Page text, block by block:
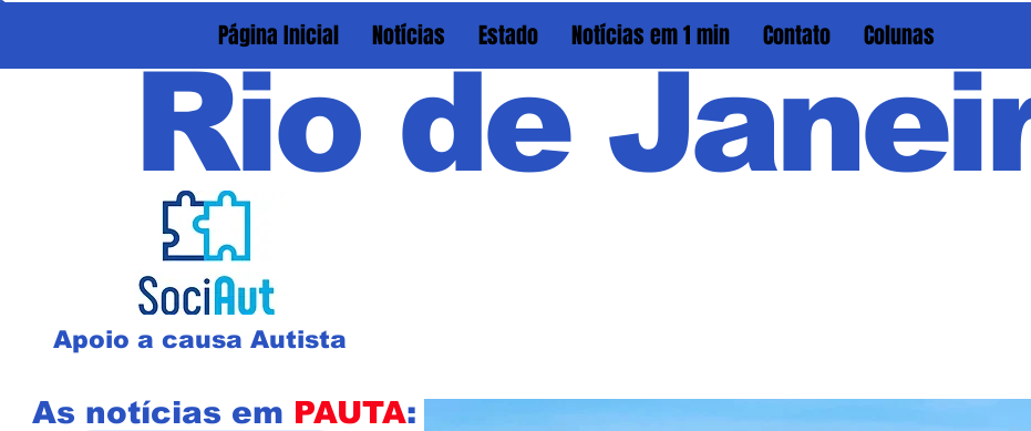
Página Inicial Notícias Estado Notícias em 1 min Contato Colunas
Rio de
Apoio a causa Autista
As notícias em PAUTA: